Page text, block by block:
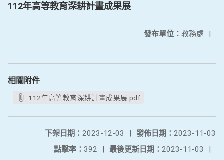
112年高等教育深耕計畫成果展
發布單位： 教務處 |
相關附件
112年高等教育深耕計畫成果展.pdf
發佈日期： 2023-11-03
下架日期： 2023-12-03
|
最後更新日期： 2023-11-03 |
點擊率： 392 |